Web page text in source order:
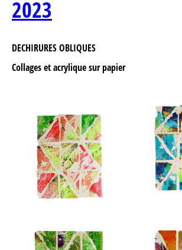
2023
DECHIRURES OBLIQUES
Collages et acrylique sur papier